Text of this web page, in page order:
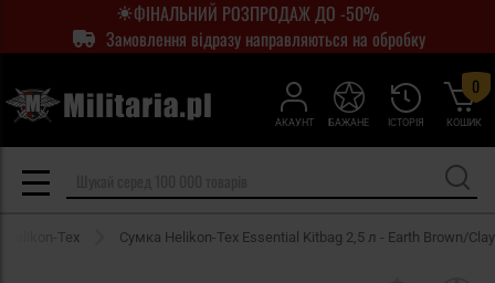
ФІНАЛЬНИЙ РОЗПРОДАЖ ДО -50%
Замовлення відразу направляються на обробку
АКАУНТ ІСТОРІЯ
БАЖАНЕ КОШИК
0
Tex Сумка Helikon-Tex Essential Kitbag 2,5 л - Earth Brown/Clay